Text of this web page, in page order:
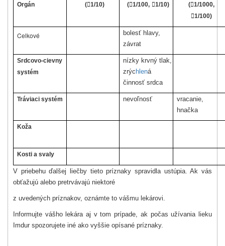
Orgán (1/10) (1/100, 1/10) (1/1000,
1/100)
Celkové
bolesť hlavy,
závrat
Srdcovo-cievny
systém
nízky krvný tlak,
zrýc hlená
činnosť srdca
Tráviaci systém nevoľnosť
vracanie,
hnačka
Koža
Kosti a svaly
V priebehu ďalšej liečby tieto príznaky spravidla ustúpia. Ak vás
obťažujú alebo pretrvávajú niektoré
z uvedených príznakov, oznámte to vášmu lekárovi.
Informujte vášho lekára aj v tom prípade, ak počas užívania lieku
Imdur spozorujete iné ako vyššie opísané príznaky.